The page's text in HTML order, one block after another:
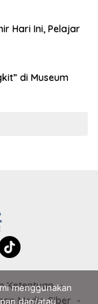
Hari Ini, Pelajar
di Museum
Ketentuan
Media Siber
menggunakan
dan/atau